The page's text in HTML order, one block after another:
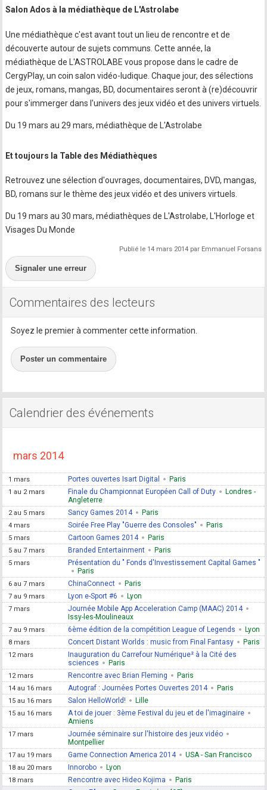
Salon Ados à la médiathèque de L'Astrolabe
Une médiathèque c'est avant tout un lieu de rencontre et de
découverte autour de sujets communs. Cette année, la
médiathèque de L'ASTROLABE vous propose dans le cadre de
CergyPlay, un coin salon vidéo-ludique. Chaque jour, des sélections
de jeux, romans, mangas, BD, documentaires seront à (re)découvrir
pour s'immerger dans l'univers des jeux vidéo et des univers virtuels.
Du 19 mars au 29 mars, médiathèque de L'Astrolabe
Et toujours la Table des Médiathèques
Retrouvez une sélection d'ouvrages, documentaires, DVD, mangas,
BD, romans sur le thème des jeux vidéo et des univers virtuels.
Du 19 mars au 30 mars, médiathèques de L'Astrolabe, L'Horloge et
Visages Du Monde
Publié le 14 mars 2014 par Emmanuel Forsans
Signaler une erreur
Commentaires des lecteurs
Soyez le premier à commenter cette information.
Poster un commentaire
Calendrier des événements
mars 2014
1 mars Portes ouvertes Isart Digital Paris
1 au 2 mars Finale du Championnat Européen Call of Duty
Londres -
Angleterre
2 au 5 mars Sancy Games 2014 Paris
4 mars Soirée Free Play "Guerre des Consoles" Paris
5 mars Cartoon Games 2014 Paris
5 au 7 mars Branded Entertainment Paris
5 mars
Présentation du " Fonds d'Investissement Capital Games "
Paris
6 au 7 mars ChinaConnect Paris
7 au 9 mars Lyon e-Sport #6 Lyon
7 mars
Journée Mobile App Acceleration Camp (MAAC) 2014
Issy-les-Moulineaux
7 au 9 mars 6ème édition de la compétition League of Legends Lyon
8 mars Concert Distant Worlds : music from Final Fantasy Paris
12 mars
Inauguration du Carrefour Numérique² à la Cité des
sciences
Paris
12 mars Rencontre avec Brian Fleming Paris
14 au 16 mars Autograf : Journées Portes Ouvertes 2014 Paris
15 au 16 mars Salon HelloWorld! Lille
15 au 16 mars
A toi de jouer : 3ème Festival du jeu et de l'imaginaire
Amiens
17 mars
Journée séminaire sur l'histoire des jeux vidéo
Montpellier
17 au 19 mars Game Connection America 2014 USA - San Francisco
18 au 20 mars Innorobo Lyon
18 mars Rencontre avec Hideo Kojima Paris